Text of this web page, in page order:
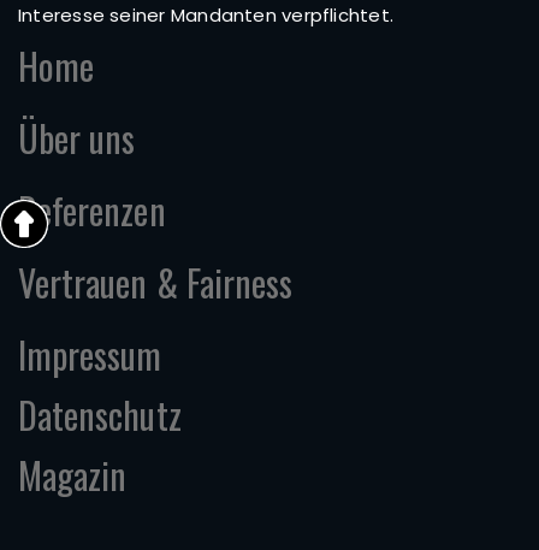
Interesse seiner Mandanten verpflichtet.
Home
Über uns
Referenzen
Vertrauen & Fairness
Impressum
Datenschutz
Magazin